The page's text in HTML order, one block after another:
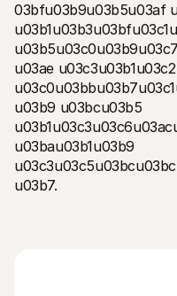
03bfu03b9u03b5u03af
u03ae u03c3u03b1u03c2
u03b9 u03bcu03b5
u03bau03b1u03b9
u03b7.